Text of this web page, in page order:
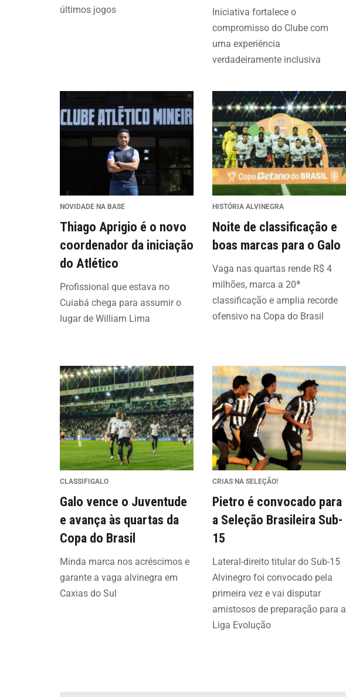
últimos jogos
Iniciativa fortalece o
compromisso do Clube com
uma experiência
verdadeiramente inclusiva
NOVIDADE NA BASE
Thiago Aprigio é o novo
coordenador da iniciação
do Atlético
Profissional que estava no
Cuiabá chega para assumir o
lugar de William Lima
HISTÓRIA ALVINEGRA
Noite de classificação e
boas marcas para o Galo
Vaga nas quartas rende R$ 4
milhões, marca a 20ª
classificação e amplia recorde
ofensivo na Copa do Brasil
CLASSIFIGALO
Galo vence o Juventude
e avança às quartas da
Copa do Brasil
Minda marca nos acréscimos e
garante a vaga alvinegra em
Caxias do Sul
CRIAS NA SELEÇÃO!
Pietro é convocado para
a Seleção Brasileira Sub-
15
Lateral-direito titular do Sub-15
Alvinegro foi convocado pela
primeira vez e vai disputar
amistosos de preparação para a
Liga Evolução